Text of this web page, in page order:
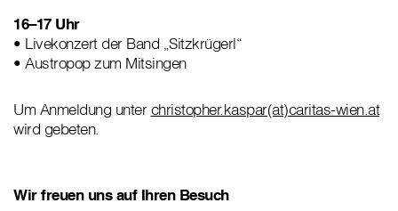
16–17 Uhr
• Livekonzert der Band „Sitzkrügerl“
• Austropop zum Mitsingen
Um Anmeldung unterchristopher.kaspar(at)caritas-wien.at
wird gebeten.
Wir freuen uns auf Ihren Besuch